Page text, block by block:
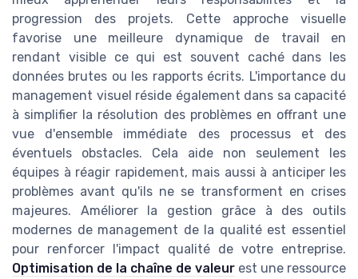
progression des projets. Cette approche visuelle
favorise une meilleure dynamique de travail en
rendant visible ce qui est souvent caché dans les
données brutes ou les rapports écrits. L'importance du
management visuel réside également dans sa capacité
à simplifier la résolution des problèmes en offrant une
vue d'ensemble immédiate des processus et des
éventuels obstacles. Cela aide non seulement les
équipes à réagir rapidement, mais aussi à anticiper les
problèmes avant qu'ils ne se transforment en crises
majeures. Améliorer la gestion grâce à des outils
modernes de management de la qualité est essentiel
pour renforcer l'impact qualité de votre entreprise.
Optimisation de la chaîne de valeur est une ressource